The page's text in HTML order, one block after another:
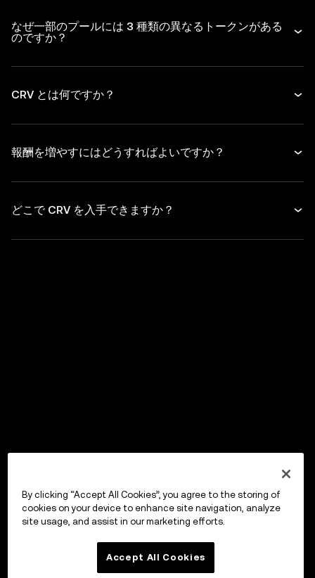
なぜ一部のプールには 3 種類の異なるトークンがある
のですか？
CRV とは何ですか？
報酬を増やすにはどうすればよいですか？
どこで CRV を入手できますか？
By clicking “Accept All Cookies”, you agree to the storing of
cookies on your device to enhance site navigation, analyze
site usage, and assist in our marketing efforts.
Accept All Cookies